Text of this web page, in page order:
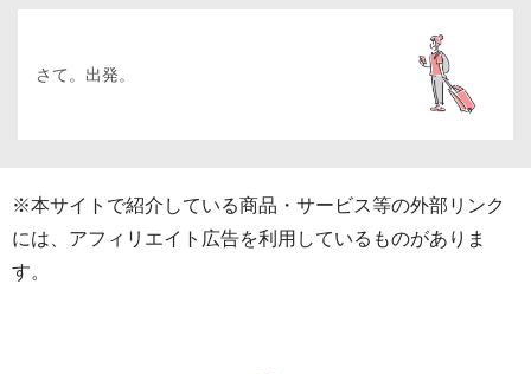
さて。出発。
※本サイトで紹介している商品・サービス等の外部リンク
には、アフィリエイト広告を利用しているものがありま
す。